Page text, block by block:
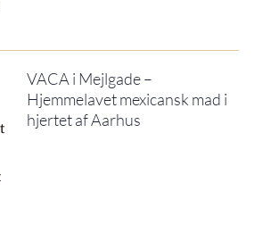
VACA i Mejlgade –
Hjemmelavet mexicansk mad i
hjertet af Aarhus